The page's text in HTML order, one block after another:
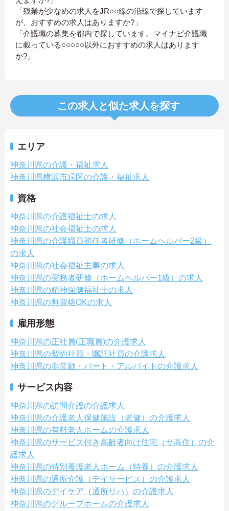
「残業が少なめの求人をJR○○線の沿線で探しています
が、おすすめの求人はありますか?」
「介護職の募集を都内で探しています。マイナビ介護職
に載っている○○○○○以外におすすめの求人はあります
か?」
この求人と似た求人を探す
エリア
神奈川県の介護・福祉求人
神奈川県横浜市緑区の介護・福祉求人
資格
神奈川県の介護福祉士の求人
神奈川県の社会福祉士の求人
神奈川県の介護職員初任者研修（ホームヘルパー2級）
の求人
神奈川県の社会福祉主事の求人
神奈川県の実務者研修（ホームヘルパー1級）の求人
神奈川県の精神保健福祉士の求人
神奈川県の無資格OKの求人
雇用形態
神奈川県の正社員(正職員)の介護求人
神奈川県の契約社員・嘱託社員の介護求人
神奈川県の非常勤・パート・アルバイトの介護求人
サービス内容
神奈川県の訪問介護の介護求人
神奈川県の介護老人保健施設（老健）の介護求人
神奈川県の有料老人ホームの介護求人
神奈川県のサービス付き高齢者向け住宅（サ高住）の介
護求人
神奈川県の特別養護老人ホーム（特養）の介護求人
神奈川県の通所介護（デイサービス）の介護求人
神奈川県のデイケア（通所リハ）の介護求人
神奈川県のグループホームの介護求人